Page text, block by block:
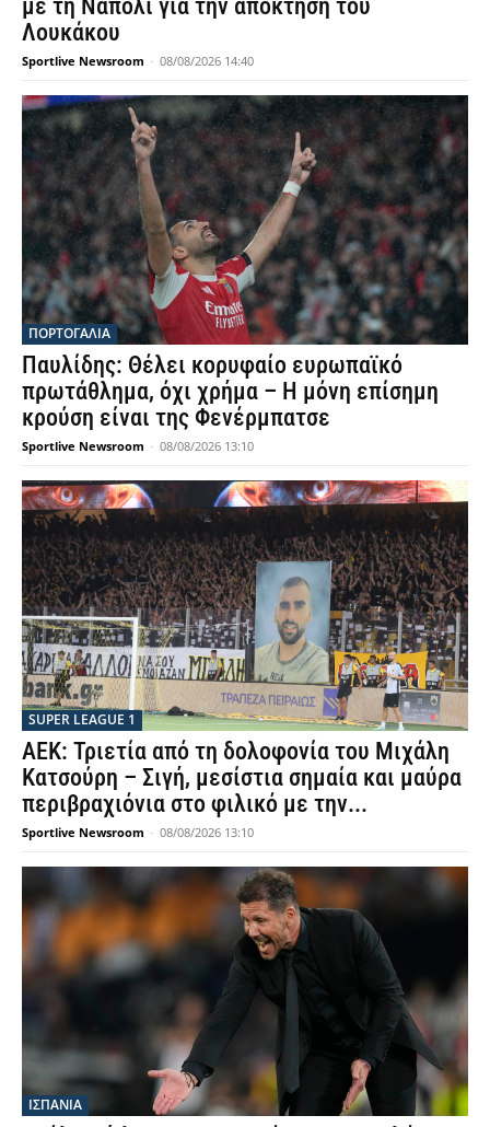
με τη Νάπολι για την απόκτηση του
Λουκάκου
Sportlive Newsroom - 08/08/2026 14:40
ΠΟΡΤΟΓΑΛΙΑ
Παυλίδης: Θέλει κορυφαίο ευρωπαϊκό
πρωτάθλημα, όχι χρήμα – Η μόνη επίσημη
κρούση είναι της Φενέρμπατσε
Sportlive Newsroom - 08/08/2026 13:10
SUPER LEAGUE 1
ΑΕΚ: Τριετία από τη δολοφονία του Μιχάλη
Κατσούρη – Σιγή, μεσίστια σημαία και μαύρα
περιβραχιόνια στο φιλικό με την...
Sportlive Newsroom - 08/08/2026 13:10
ΙΣΠΑΝΙΑ